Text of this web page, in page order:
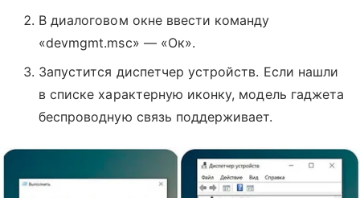
В диалоговом окне ввести команду
«devmgmt.msc» — «Ок».
Запустится диспетчер устройств. Если нашли
в списке характерную иконку, модель гаджета
беспроводную связь поддерживает.